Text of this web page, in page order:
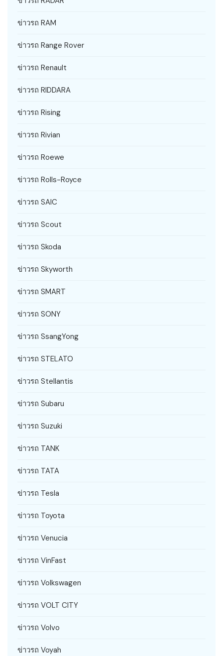
ข่าวรถ RAM
ข่าวรถ Range Rover
ข่าวรถ Renault
ข่าวรถ RIDDARA
ข่าวรถ Rising
ข่าวรถ Rivian
ข่าวรถ Roewe
ข่าวรถ Rolls-Royce
ข่าวรถ SAIC
ข่าวรถ Scout
ข่าวรถ Skoda
ข่าวรถ Skyworth
ข่าวรถ SMART
ข่าวรถ SONY
ข่าวรถ SsangYong
ข่าวรถ STELATO
ข่าวรถ Stellantis
ข่าวรถ Subaru
ข่าวรถ Suzuki
ข่าวรถ TANK
ข่าวรถ TATA
ข่าวรถ Tesla
ข่าวรถ Toyota
ข่าวรถ Venucia
ข่าวรถ VinFast
ข่าวรถ Volkswagen
ข่าวรถ VOLT CITY
ข่าวรถ Volvo
ข่าวรถ Voyah